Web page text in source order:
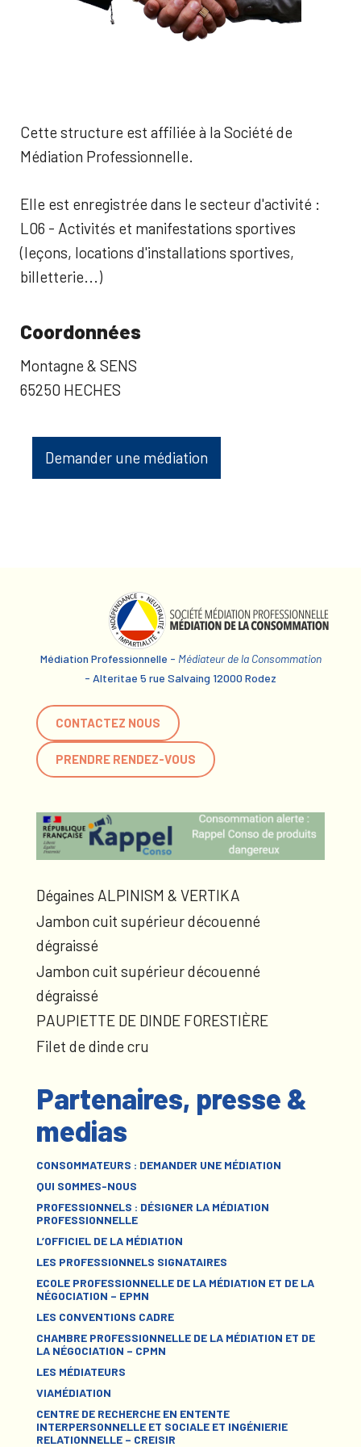
Cette structure est affiliée à la Société de
Médiation Professionnelle.
Elle est enregistrée dans le secteur d'activité :
L06 - Activités et manifestations sportives
(leçons, locations d'installations sportives,
billetterie...)
Coordonnées
Montagne & SENS
65250 HECHES
Demander une médiation
Médiation Professionnelle - Médiateur de la Consommation
- Alteritae 5 rue Salvaing 12000 Rodez
CONTACTEZ NOUS
PRENDRE RENDEZ-VOUS
Dégaines ALPINISM & VERTIKA
Jambon cuit supérieur découenné
dégraissé
Jambon cuit supérieur découenné
dégraissé
PAUPIETTE DE DINDE FORESTIÈRE
Filet de dinde cru
Partenaires, presse &
medias
CONSOMMATEURS : DEMANDER UNE MÉDIATION
QUI SOMMES-NOUS
PROFESSIONNELS : DÉSIGNER LA MÉDIATION
PROFESSIONNELLE
L’OFFICIEL DE LA MÉDIATION
LES PROFESSIONNELS SIGNATAIRES
ECOLE PROFESSIONNELLE DE LA MÉDIATION ET DE LA
NÉGOCIATION – EPMN
LES CONVENTIONS CADRE
CHAMBRE PROFESSIONNELLE DE LA MÉDIATION ET DE
LA NÉGOCIATION – CPMN
LES MÉDIATEURS
VIAMÉDIATION
CENTRE DE RECHERCHE EN ENTENTE
INTERPERSONNELLE ET SOCIALE ET INGÉNIERIE
RELATIONNELLE – CREISIR